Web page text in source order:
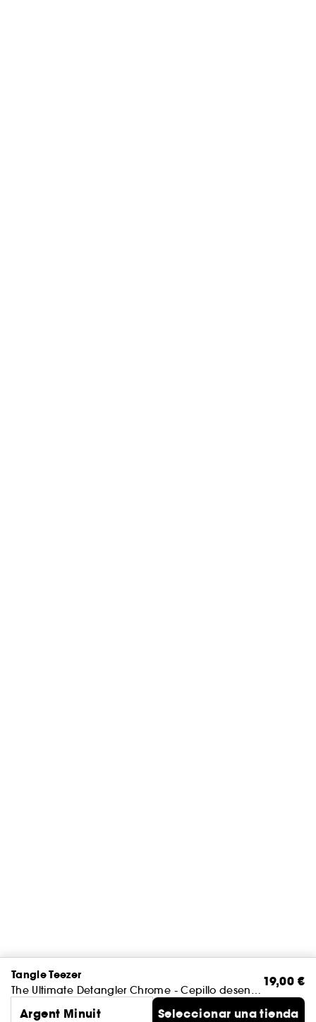
Tangle Teezer
The Ultimate Detangler Chrome - Cepillo desenredante
19,00 €
Argent Minuit
Seleccionar una tienda